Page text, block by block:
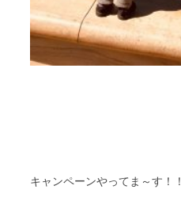
キャンペーンやってま～す！！